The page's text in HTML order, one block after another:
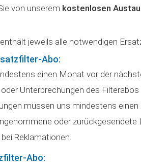
von unserem kostenlosen
jeweils alle notwendigen
Abo:
einen Monat vor der
Unterbrechungen des
müssen uns mindestens
oder
Reklamationen.
Abo: